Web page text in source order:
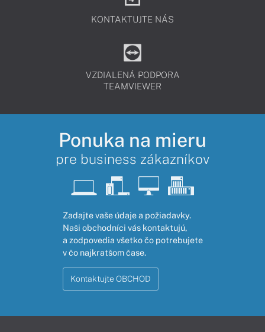
KONTAKTUJTE NÁS
VZDIALENÁ PODPORA
TEAMVIEWER
Ponuka na mieru
pre business zákazníkov
Zadajte vaše údaje a požiadavky.
Naši obchodníci vás kontaktujú,
a zodpovedia všetko čo potrebujete
v čo najkratšom čase.
Kontaktujte OBCHOD